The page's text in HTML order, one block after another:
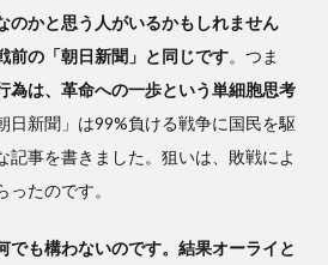
のかと思う人がいるかもしれません
前の「朝日新聞」と同じです。つま
為は、革命への一歩という単細胞思考
日新聞」は99%負ける戦争に国民を駆
記事を書きました。狙いは、敗戦によ
たのです。
でも構わないのです。結果オーライと